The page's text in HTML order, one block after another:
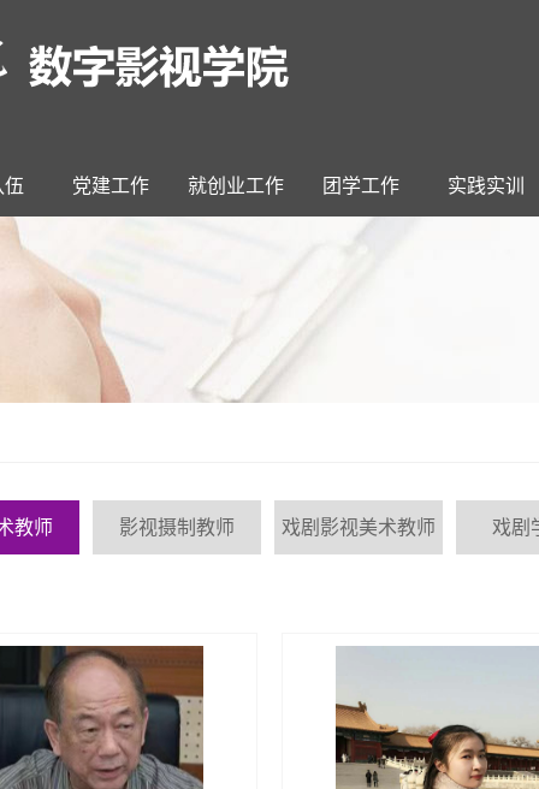
教师 影视摄制教师 戏剧影视美术教师 戏剧
伍 党建工作 就创业工作 团学工作 实践实训